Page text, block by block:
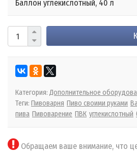
Баллон углекислотный, 40 л
Категория: Дополнительное
Теги: Пивоварня Пиво своими руками
пива Пивоварение ПВК углекислотный
Обращаем ваше внимание, что